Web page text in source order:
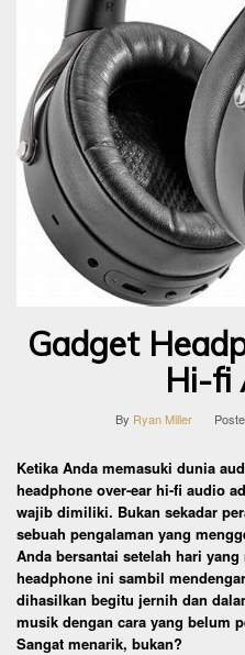
Gadget
Hi-fi
By Ryan Miller
Ketika Anda memasuki dunia
headphone over-ear hi-fi audio
wajib dimiliki. Bukan sekadar
sebuah pengalaman yang
Anda bersantai setelah hari
headphone ini sambil
dihasilkan begitu jernih dan
musik dengan cara yang belum
Sangat menarik, bukan?